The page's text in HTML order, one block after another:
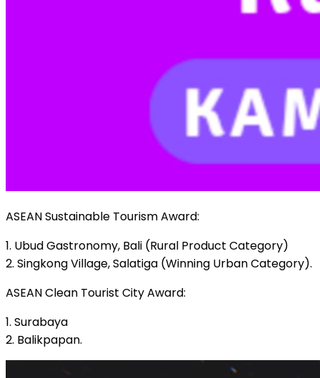
ASEAN Sustainable Tourism Award:
1. Ubud Gastronomy, Bali (Rural Product Category)
2. Singkong Village, Salatiga (Winning Urban Category).
ASEAN Clean Tourist City Award:
1. Surabaya
2. Balikpapan.